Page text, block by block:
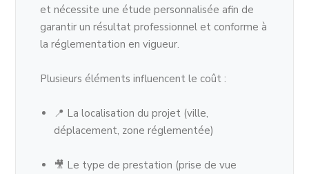
et nécessite une étude personnalisée afin de
garantir un résultat professionnel et conforme à
la réglementation en vigueur.
Plusieurs éléments influencent le coût :
📍 La localisation du projet (ville,
déplacement, zone réglementée)
🎥 Le type de prestation (prise de vue